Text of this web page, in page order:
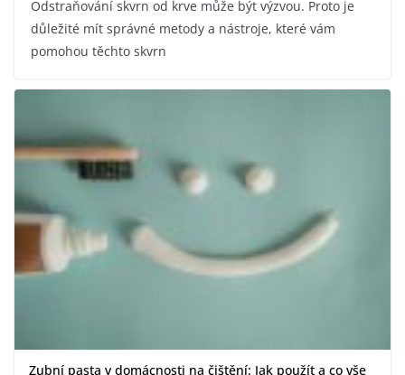
Odstraňování skvrn od krve může být výzvou. Proto je
důležité mít správné metody a nástroje, které vám
pomohou těchto skvrn
Zubní pasta v domácnosti na čištění: Jak použít a co vše